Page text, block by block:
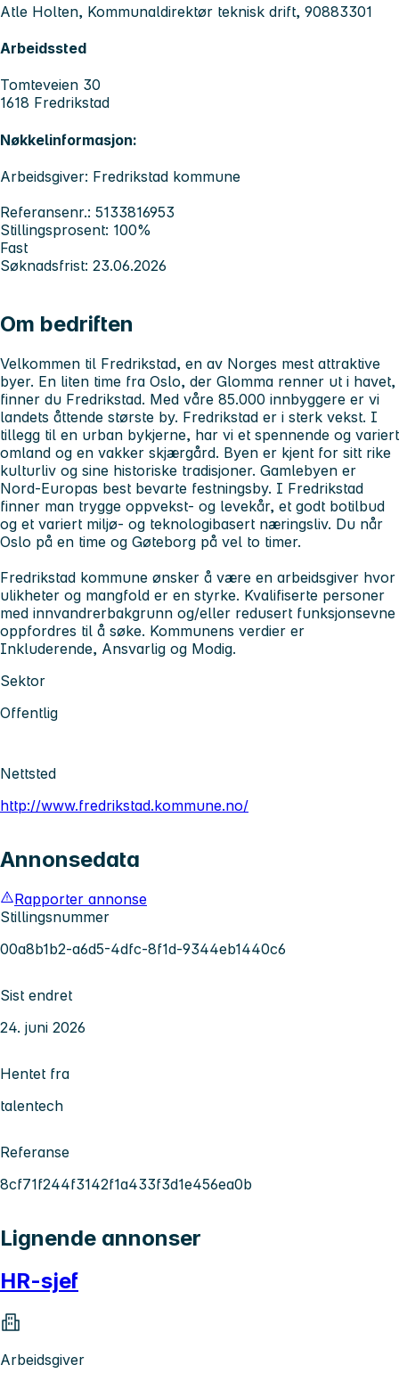
Atle Holten, Kommunaldirektør teknisk drift, 90883301
Arbeidssted
Tomteveien 30
1618 Fredrikstad
Nøkkelinformasjon:
Arbeidsgiver: Fredrikstad kommune
Referansenr.: 5133816953
Stillingsprosent: 100%
Fast
Søknadsfrist: 23.06.2026
Om bedriften
Velkommen til Fredrikstad, en av Norges mest attraktive
byer. En liten time fra Oslo, der Glomma renner ut i havet,
finner du Fredrikstad. Med våre 85.000 innbyggere er vi
landets åttende største by. Fredrikstad er i sterk vekst. I
tillegg til en urban bykjerne, har vi et spennende og variert
omland og en vakker skjærgård. Byen er kjent for sitt rike
kulturliv og sine historiske tradisjoner. Gamlebyen er
Nord-Europas best bevarte festningsby. I Fredrikstad
finner man trygge oppvekst- og levekår, et godt botilbud
og et variert miljø- og teknologibasert næringsliv. Du når
Oslo på en time og Gøteborg på vel to timer.
Fredrikstad kommune ønsker å være en arbeidsgiver hvor
ulikheter og mangfold er en styrke. Kvalifiserte personer
med innvandrerbakgrunn og/eller redusert funksjonsevne
oppfordres til å søke. Kommunens verdier er
Inkluderende, Ansvarlig og Modig.
Sektor
Offentlig
Nettsted
http://www.fredrikstad.kommune.no/
Annonsedata
Rapporter annonse
Stillingsnummer
00a8b1b2-a6d5-4dfc-8f1d-9344eb1440c6
Sist endret
24. juni 2026
Hentet fra
talentech
Referanse
8cf71f244f3142f1a433f3d1e456ea0b
Lignende annonser
HR-sjef
Arbeidsgiver